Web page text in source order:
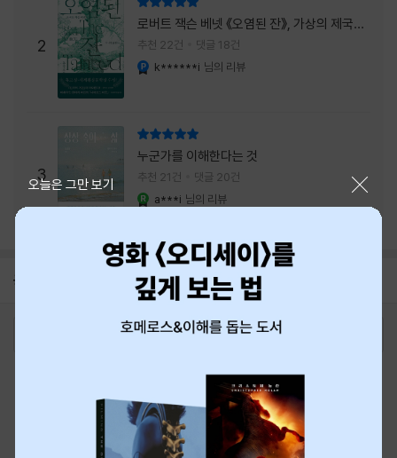
2
로버트 잭슨 베넷 《오염된 잔》, 가상의 제국이
주는 실감과 미스터리 사건의 치밀함이 이루어
내는 최상의 시너지...
추천 22건 댓글 18건
k******i 님의 리뷰
3
누군가를 이해한다는 것
추천 21건 댓글 20건
a***i 님의 리뷰
공지 8월 신용카드 무이자할부 안내
오늘은 그만 보기
최근 본 상품
티켓 1544-6399
중고샵 1566-4295
eBook 1:1문의/채팅상담
예스이십사(주) 사업자 정보
이용약관
개인정보처리방침
청소년보호정책